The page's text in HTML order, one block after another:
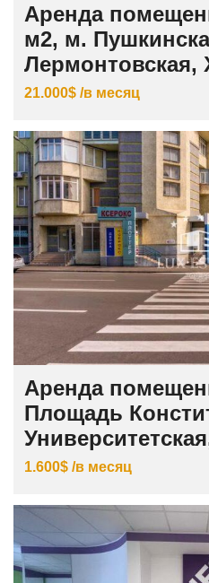
Аренда
м2, м.
Лермонтовская,
21.000$ /в месяц
Аренда
Площадь
1.600$ /в месяц